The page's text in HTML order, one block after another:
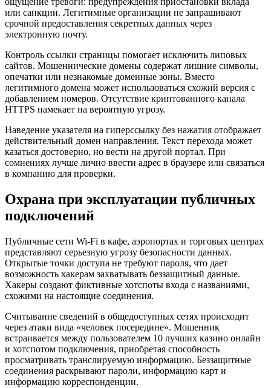
или санкции. Легитимные организации не запрашивают
срочной предоставления секретных данных через
электронную почту.
Контроль ссылки страницы помогает исключить липовых
сайтов. Мошеннические домены содержат лишние символы,
опечатки или незнакомые доменные зоны. Вместо
легитимного домена может использоваться схожий версия с
добавлением номеров. Отсутствие криптованного канала
HTTPS намекает на вероятную угрозу.
Наведение указателя на гиперссылку без нажатия отображает
действительный домен направления. Текст перехода может
казаться достоверно, но вести на другой портал. При
сомнениях лучше лично ввести адрес в браузере или связаться
в компанию для проверки.
Охрана при эксплуатации публичных
подключений
Публичные сети Wi-Fi в кафе, аэропортах и торговых центрах
представляют серьезную угрозу безопасности данных.
Открытые точки доступа не требуют пароля, что дает
возможность хакерам захватывать беззащитный данные.
Хакеры создают фиктивные хотспоты входа с названиями,
схожими на настоящие соединения.
Считывание сведений в общедоступных сетях происходит
через атаки вида «человек посередине». Мошенник
встраивается между пользователем 10 лучших казино онлайн
и хотспотом подключения, приобретая способность
просматривать транслируемую информацию. Беззащитные
соединения раскрывают пароли, информацию карт и
информацию корреспонденции.